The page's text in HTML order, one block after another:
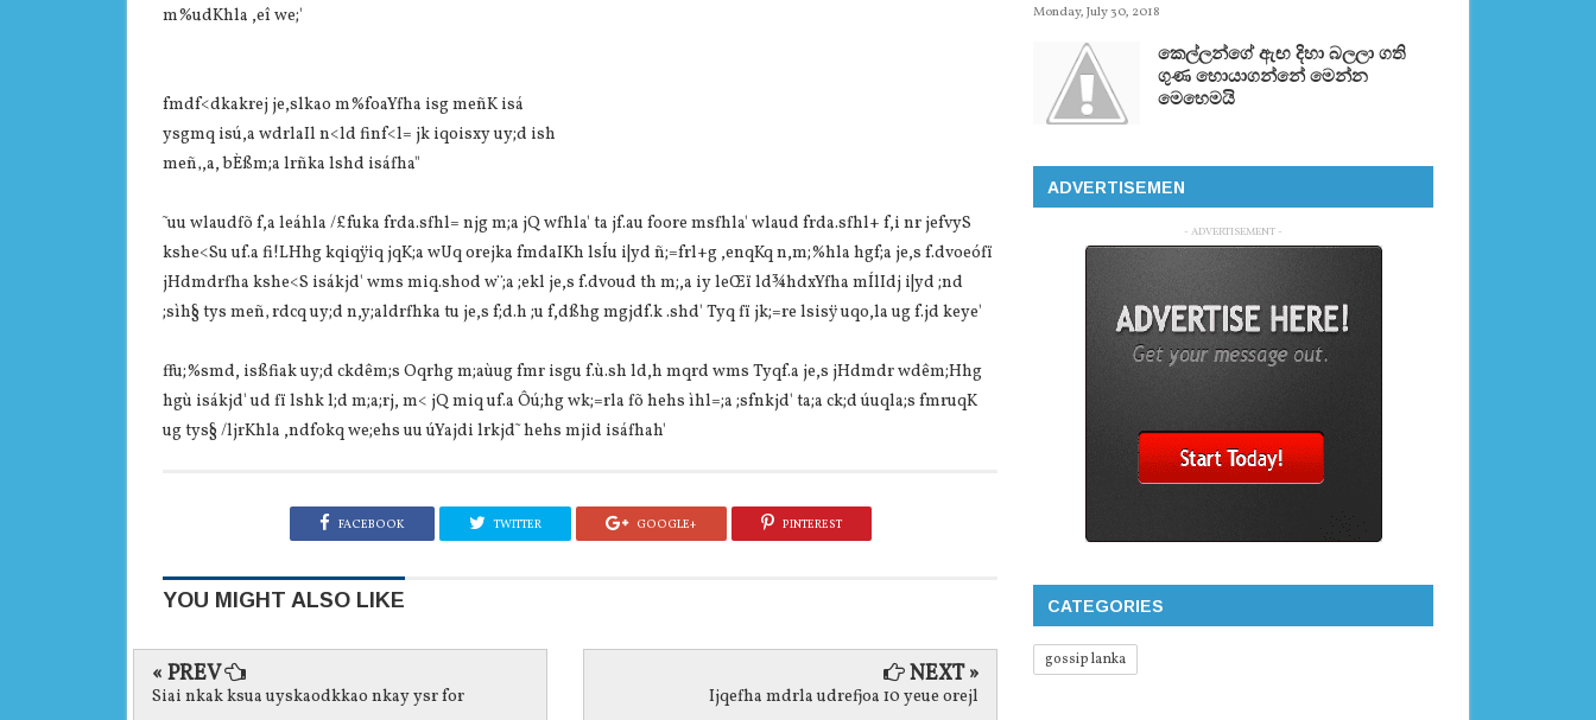
m%udKhla ,eî we;'
fmdf<dkakrej je,slkao m%foaYfha isg meñK isá
ysgmq isú,a wdrlaIl n<ld finf<l= jk iqoisxy uy;d ish
meñ‚,a, bÈßm;a lrñka lshd isáfha"
˜uu wlaudfõ f,a leáhla /£fuka frda.sfhl= njg m;a jQ wfhla' ta jf.au foore msfhla' wlaud frda.sfhl+ f,i nr jefvyS
kshe<Su uf.a fi!LHhg kqiqÿiq jqK;a wUq orejka fmdaIKh lsÍu i|yd ñ;=frl+g ,enqKq n,m;%hla hgf;a je,s f.dvoeófï
jHdmdrfha kshe<S isákjd' wms miq.shod w¨;a ;ekl je,s f.dvoud th m;,a iy leŒï ld¾hdxYfha mÍlIdj i|yd ;nd
;sìh§ tys meñ‚ rdcq uy;d n,y;aldrfhka tu je,s f;d.h ;u f,dßhg mgjdf.k .shd' Tyq fï jk;=re lsisÿ uqo,la ug f.jd keye'
ffu;%smd, isßfiak uy;d ckdêm;s Oqrhg m;aùug fmr isgu f.ù.sh ld,h mqrd wms Tyqf.a je,s jHdmdr wdêm;Hhg
hgù isákjd' ud fï lshk l;d m;a;rj, m< jQ miq uf.a Ôú;hg wk;=rla fõ hehs ìhl=;a ;sfnkjd' ta;a ck;d úuqla;s fmruqK
ug tys§ /ljrKhla ,ndfokq we;ehs uu úYajdi lrkjd˜ hehs mjid isáfhah'
FACEBOOK TWITTER GOOGLE+ PINTEREST
YOU MIGHT ALSO LIKE
« PREV
Siai nkak ksua uyskaodkkao nkay ysr for
NEXT »
Ijqefha mdrla udrefjoa 10 yeue orejl
Monday, July 30, 2018
කෙල්ලන්ගේ ඇඟ දිහා බලලා ගති
ගුණ හොයාගන්නේ මෙන්න
මෙහෙමයි
ADVERTISEMEN
- ADVERTISEMENT -
CATEGORIES
gossip lanka